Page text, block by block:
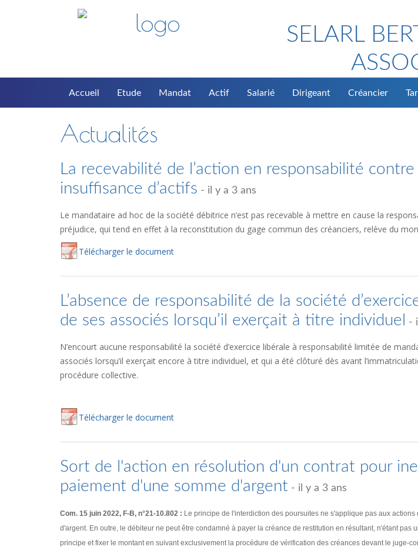
SELARL
Accueil Etude Mandat Actif Salarié Dirigeant Créancier
Actualités
La recevabilité de l’action en responsabilité
insuffisance d’actifs - il y a 3 ans
Le mandataire ad hoc de la société débitrice n’est pas recevable à mettre en cause la
préjudice, qui tend en effet à la reconstitution du gage commun des créanciers, relève du
Télécharger le document
L’absence de responsabilité de la société
de ses associés lorsqu’il exerçait à titre individuel
-
N’encourt aucune responsabilité la société d’exercice libérale à responsabilité limitée de
associés lorsqu’il exerçait encore à titre individuel, et qui a été clôturé dès avant
procédure collective.
Télécharger le document
Sort de l'action en résolution d'un contrat pour
paiement d'une somme d'argent - il y a 3 ans
Com. 15 juin 2022, F-B, n°21-10.802 : Le principe de l'interdiction des poursuites ne s'applique pas aux
d'argent. En outre, le débiteur ne peut être condamné à payer la créance de restitution en résultant, n'étant
principe et fixer le montant en suivant exclusivement la procédure de vérification des créances devant le juge-